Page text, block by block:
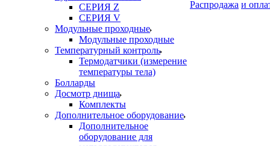
СЕРИЯ Z
СЕРИЯ V
Модульные проходные
Модульные проходные
Температурный контроль
Термодатчики (измерение
температуры тела)
Болларды
Досмотр днища
Комплекты
Дополнительное оборудование
Дополнительное
оборудование для
Распродажа и